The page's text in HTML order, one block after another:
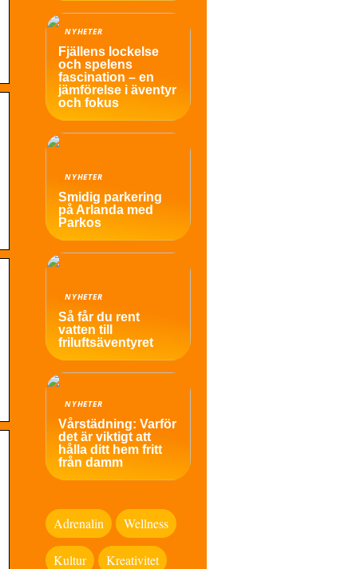
NYHETER
Fjällens lockelse
och spelens
fascination – en
jämförelse i äventyr
och fokus
NYHETER
Smidig parkering
på Arlanda med
Parkos
NYHETER
Så får du rent
vatten till
friluftsäventyret
NYHETER
Vårstädning: Varför
det är viktigt att
hålla ditt hem fritt
från damm
Adrenalin Wellness
Kultur Kreativitet